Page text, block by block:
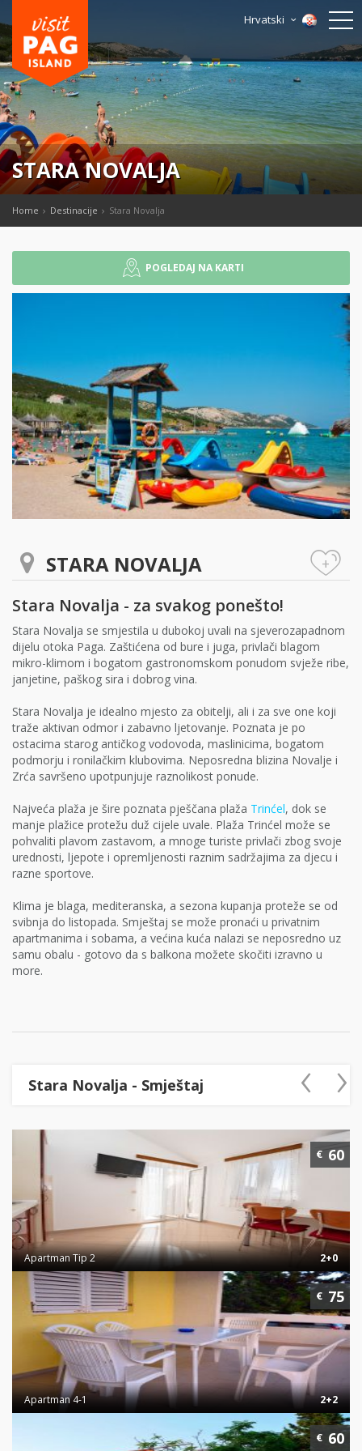
Hrvatski
STARA NOVALJA
Home Destinacije Stara Novalja
POGLEDAJ NA KARTI
STARA NOVALJA +
Stara Novalja - za svakog ponešto!
Stara Novalja se smjestila u dubokoj uvali na sjeverozapadnom
dijelu otoka Paga. Zaštićena od bure i juga, privlači blagom
mikro-klimom i bogatom gastronomskom ponudom svježe ribe,
janjetine, paškog sira i dobrog vina.
Stara Novalja je idealno mjesto za obitelji, ali i za sve one koji
traže aktivan odmor i zabavno ljetovanje. Poznata je po
ostacima starog antičkog vodovoda, maslinicima, bogatom
podmorju i ronilačkim klubovima. Neposredna blizina Novalje i
Zrća savršeno upotpunjuje raznolikost ponude.
Najveća plaža je šire poznata pješčana plaža Trinćel, dok se
manje plažice protežu duž cijele uvale. Plaža Trinćel može se
pohvaliti plavom zastavom, a mnoge turiste privlači zbog svoje
urednosti, ljepote i opremljenosti raznim sadržajima za djecu i
razne sportove.
Klima je blaga, mediteranska, a sezona kupanja proteže se od
svibnja do listopada. Smještaj se može pronaći u privatnim
apartmanima i sobama, a većina kuća nalazi se neposredno uz
samu obalu - gotovo da s balkona možete skočiti izravno u
more.
Stara Novalja - Smještaj
Apartman Tip 2 2+0
€ 60
Apartman 4-1 2+2
€ 75
€ 60
‹ ›